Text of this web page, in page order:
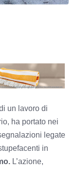
un lavoro di
ha portato nei
legate
in
L’azione,